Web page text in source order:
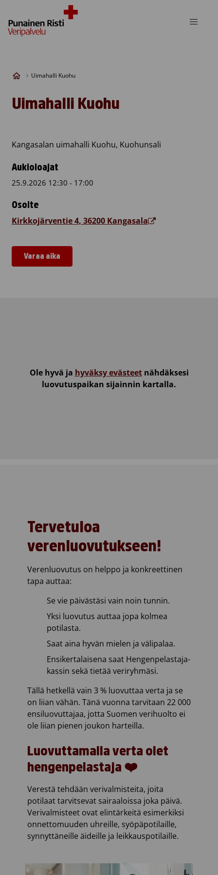
Uimahalli Kuohu
Uimahalli Kuohu
Ole hyvä ja hyväksy evästeetnähdäksesi
luovutuspaikan sijainnin kartalla.
Kangasalan uimahalli Kuohu, Kuohunsali
Aukioloajat
25.9.2026 12:30 - 17:00
Osoite
Kirkkojärventie 4, 36200 Kangasala
Varaa aika
Uimahalli Kuohu
Tervetuloa
verenluovutukseen!
Verenluovutus on helppo ja konkreettinen
tapa auttaa:
Se vie päivästäsi vain noin tunnin.
Yksi luovutus auttaa jopa kolmea
potilasta.
Saat aina hyvän mielen ja välipalaa.
Ensikertalaisena saat Hengenpelastaja-
kassin sekä tietää veriryhmäsi.
Tällä hetkellä vain 3 % luovuttaa verta ja se
on liian vähän. Tänä vuonna tarvitaan 22 000
ensiluovuttajaa, jotta Suomen verihuolto ei
ole liian pienen joukon harteilla.
Luovuttamalla verta olet
hengenpelastaja ❤️
Verestä tehdään verivalmisteita, joita
potilaat tarvitsevat sairaaloissa joka päivä.
Verivalmisteet ovat elintärkeitä esimerkiksi
onnettomuuden uhreille, syöpäpotilaille,
synnyttäneille äideille ja leikkauspotilaille.